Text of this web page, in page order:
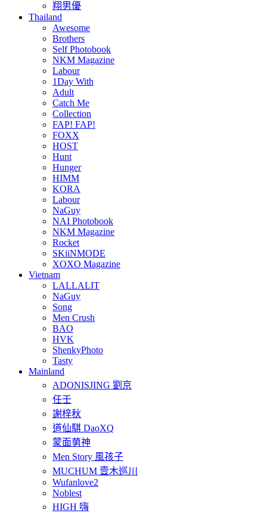
翔男優
Thailand
Awesome
Brothers
Self Photobook
NKM Magazine
Labour
1Day With
Adult
Catch Me
Collection
FAP! FAP!
FOXX
HOST
Hunt
Hunger
HIMM
KORA
Labour
NaGuy
NAI Photobook
NKM Magazine
Rocket
SKiiNMODE
XOXO Magazine
Vietnam
LALLALIT
NaGuy
Song
Men Crush
BAO
HVK
ShenkyPhoto
Tasty
Mainland
ADONISJING 劉京
任壬
謝梓秋
道仙騏 DaoXQ
蒙面莮神
Men Story 風孩子
MUCHUM 壹木巡川
Wufanlove2
Noblest
HIGH 嗨